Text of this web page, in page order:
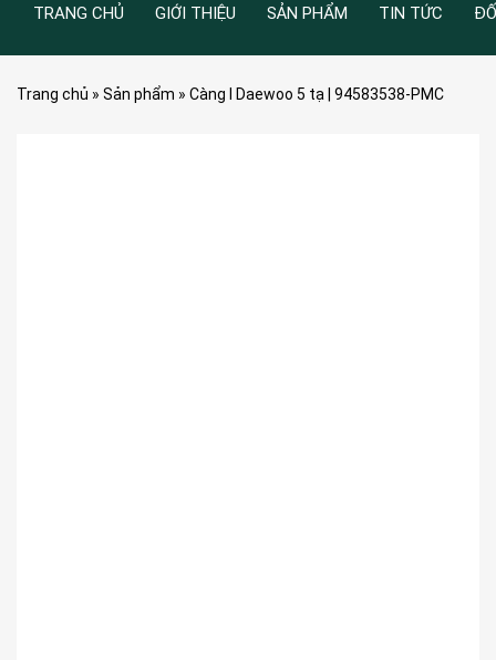
TRANG CHỦ GIỚI THIỆU SẢN PHẨM TIN TỨC
Trang chủ » Sản phẩm » Càng I Daewoo 5 tạ | 94583538-PMC